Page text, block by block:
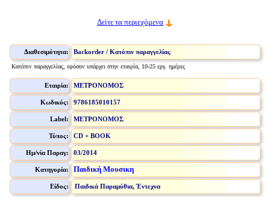
Δείτε τα περιεχόμενα
Διαθεσιμότητα: Backorder / Κατόπιν παραγγελίας
Κατόπιν παραγγελίας, εφόσον υπάρχει στην εταιρία, 10-25 εργ. ημέρες
Εταιρία: ΜΕΤΡΟΝΟΜΟΣ
Κωδικός: 9786185010157
Label: ΜΕΤΡΟΝΟΜΟΣ
Τύπος: CD + BOOK
Ημ/νία Παραγ: 03/2014
Κατηγορία: Παιδική Μουσικη
Είδος: Παιδικά Παραμύθια, Έντεχνα